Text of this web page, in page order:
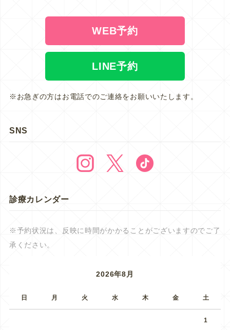
WEB予約
LINE予約
※お急ぎの方はお電話でのご連絡をお願いいたします。
SNS
診療カレンダー
※予約状況は、反映に時間がかかることがございますのでご了
承ください。
2026年8月
日 月 火 水 木 金 土
1